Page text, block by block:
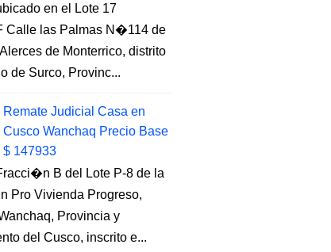
en el Lote 17
Calle las Palmas N�114 de
de Monterrico, distrito
de Surco, Provinc...
Remate Judicial Casa en
Cusco Wanchaq Precio Base
$ 147933
B del Lote P-8 de la
Pro Vivienda Progreso,
Provincia y
del Cusco, inscrito e...